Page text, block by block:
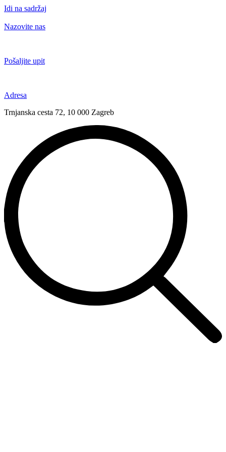
Idi na sadržaj
Nazovite nas
Pošaljite upit
Adresa
Trnjanska cesta 72, 10 000 Zagreb